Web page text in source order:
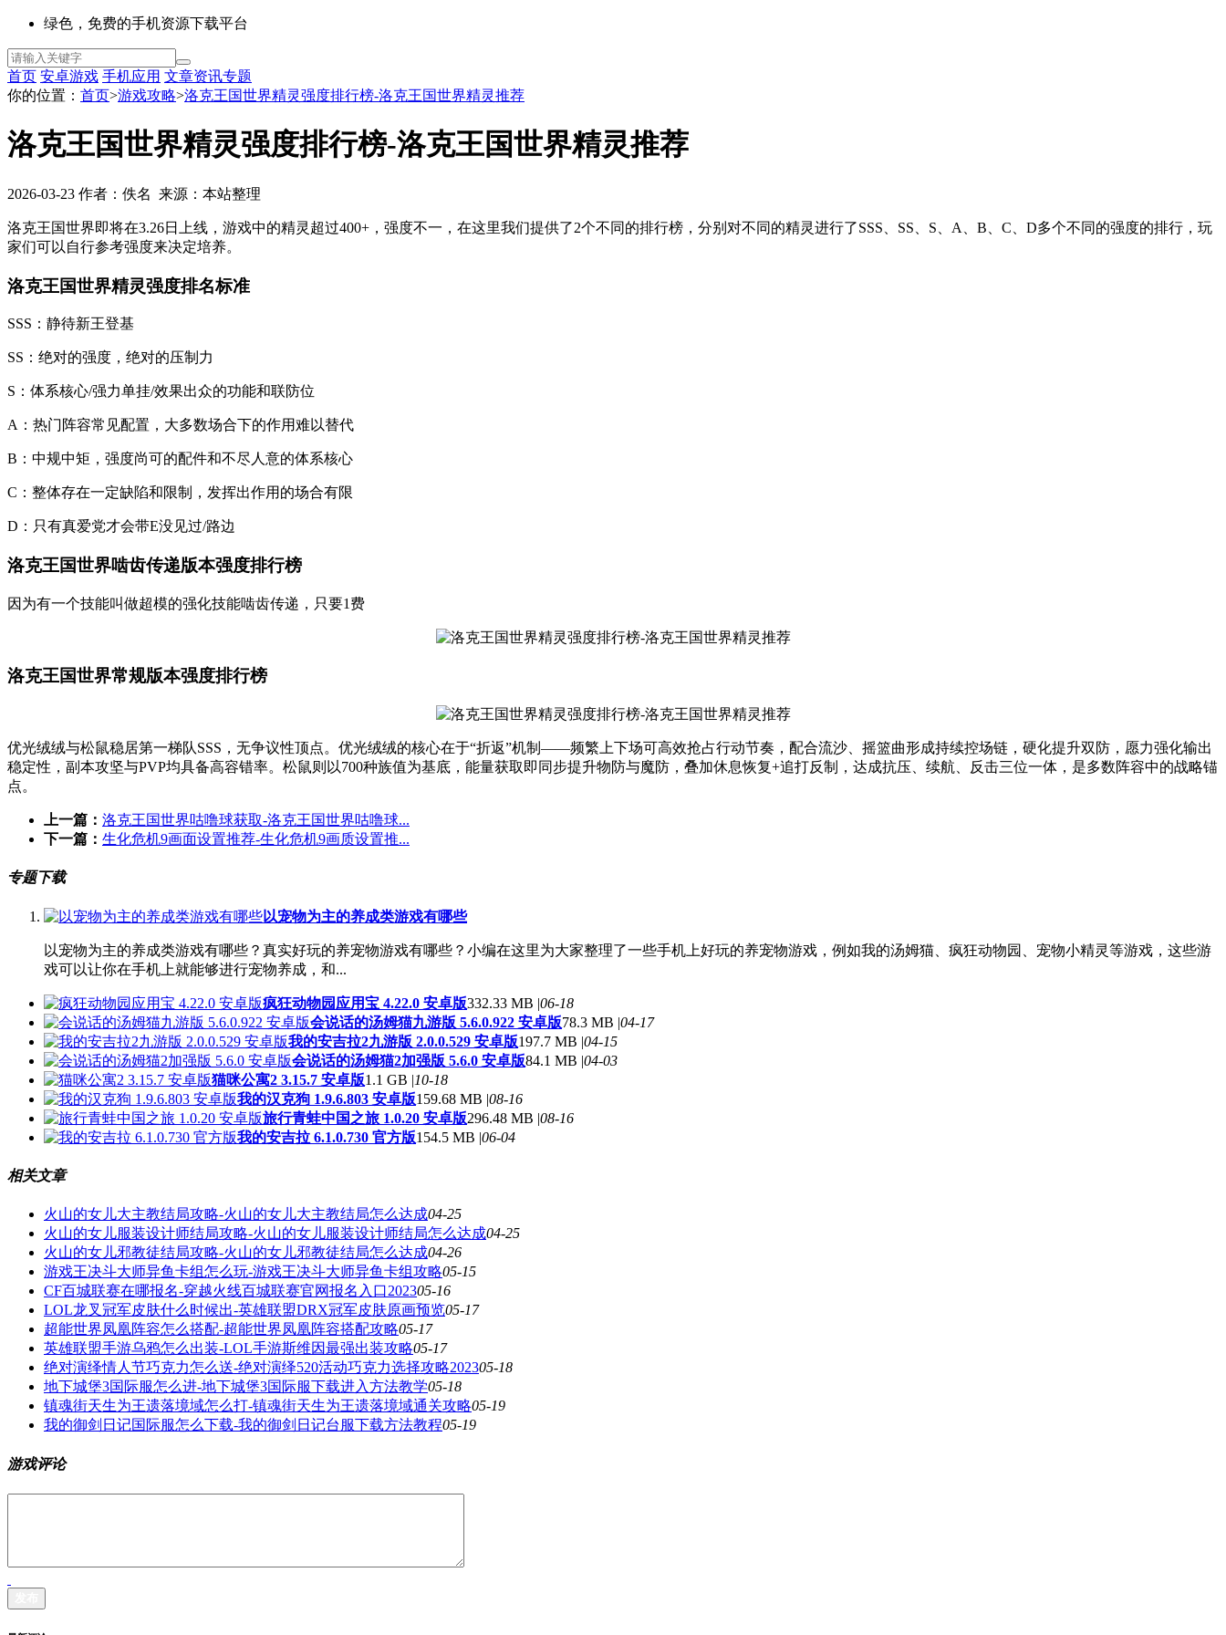
绿色，免费的手机资源下载平台
首页 安卓游戏 手机应用 文章资讯专题
你的位置： 首页>游戏攻略>洛克王国世界精灵强度排行榜-洛克王国世界精灵推荐
洛克王国世界精灵强度排行榜-洛克王国世界精灵推荐
2026-03-23 作者：佚名 来源：本站整理
洛克王国世界即将在3.26日上线，游戏中的精灵超过400+，强度不一，在这里我们提供了2个不同的排行榜，分别对不同的精灵进行了SSS、SS、S、A、B、C、D多个不同的强度的排行，玩
家们可以自行参考强度来决定培养。
洛克王国世界精灵强度排名标准
SSS：静待新王登基
SS：绝对的强度，绝对的压制力
S：体系核心/强力单挂/效果出众的功能和联防位
A：热门阵容常见配置，大多数场合下的作用难以替代
B：中规中矩，强度尚可的配件和不尽人意的体系核心
C：整体存在一定缺陷和限制，发挥出作用的场合有限
D：只有真爱党才会带E没见过/路边
洛克王国世界啮齿传递版本强度排行榜
因为有一个技能叫做超模的强化技能啮齿传递，只要1费
洛克王国世界常规版本强度排行榜
优光绒绒与松鼠稳居第一梯队SSS，无争议性顶点。优光绒绒的核心在于“折返”机制——频繁上下场可高效抢占行动节奏，配合流沙、摇篮曲形成持续控场链，硬化提升双防，愿力强化输出
稳定性，副本攻坚与PVP均具备高容错率。松鼠则以700种族值为基底，能量获取即同步提升物防与魔防，叠加休息恢复+追打反制，达成抗压、续航、反击三位一体，是多数阵容中的战略锚
点。
上一篇： 洛克王国世界咕噜球获取-洛克王国世界咕噜球...
下一篇： 生化危机9画面设置推荐-生化危机9画质设置推...
专题下载
以宠物为主的养成类游戏有哪些
以宠物为主的养成类游戏有哪些？真实好玩的养宠物游戏有哪些？小编在这里为大家整理了一些手机上好玩的养宠物游戏，例如我的汤姆猫、疯狂动物园、宠物小精灵等游戏，这些游
戏可以让你在手机上就能够进行宠物养成，和...
疯狂动物园应用宝 4.22.0 安卓版332.33 MB |06-18
会说话的汤姆猫九游版 5.6.0.922 安卓版78.3 MB |04-17
我的安吉拉2九游版 2.0.0.529 安卓版197.7 MB |04-15
会说话的汤姆猫2加强版 5.6.0 安卓版84.1 MB |04-03
猫咪公寓2 3.15.7 安卓版1.1 GB |10-18
我的汉克狗 1.9.6.803 安卓版159.68 MB |08-16
旅行青蛙中国之旅 1.0.20 安卓版296.48 MB |08-16
我的安吉拉 6.1.0.730 官方版154.5 MB |06-04
相关文章
火山的女儿大主教结局攻略-火山的女儿大主教结局怎么达成04-25
火山的女儿服装设计师结局攻略-火山的女儿服装设计师结局怎么达成04-25
火山的女儿邪教徒结局攻略-火山的女儿邪教徒结局怎么达成04-26
游戏王决斗大师异鱼卡组怎么玩-游戏王决斗大师异鱼卡组攻略05-15
CF百城联赛在哪报名-穿越火线百城联赛官网报名入口202305-16
LOL龙叉冠军皮肤什么时候出-英雄联盟DRX冠军皮肤原画预览05-17
超能世界凤凰阵容怎么搭配-超能世界凤凰阵容搭配攻略05-17
英雄联盟手游乌鸦怎么出装-LOL手游斯维因最强出装攻略05-17
绝对演绎情人节巧克力怎么送-绝对演绎520活动巧克力选择攻略202305-18
地下城堡3国际服怎么进-地下城堡3国际服下载进入方法教学05-18
镇魂街天生为王遗落境域怎么打-镇魂街天生为王遗落境域通关攻略05-19
我的御剑日记国际服怎么下载-我的御剑日记台服下载方法教程05-19
游戏评论